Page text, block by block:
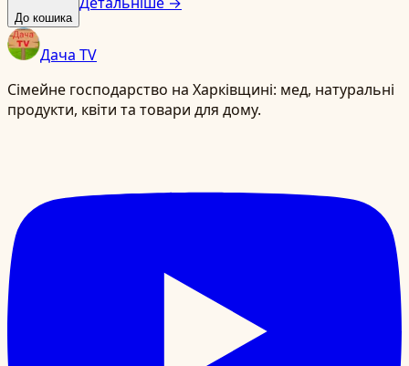
До кошика
Дача TV
Сімейне господарство на Харківщині: мед, натуральні
продукти, квіти та товари для дому.